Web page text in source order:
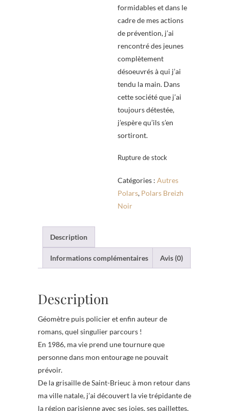
formidables et dans le
cadre de mes actions
de prévention, j’ai
rencontré des jeunes
complètement
désoeuvrés à qui j’ai
tendu la main. Dans
cette société que j’ai
toujours détestée,
j’espère qu’ils s’en
sortiront.
Rupture de stock
Catégories : Autres
Polars, Polars Breizh
Noir
Description
Informations complémentaires Avis (0)
Description
Géomètre puis policier et enfin auteur de
romans, quel singulier parcours !
En 1986, ma vie prend une tournure que
personne dans mon entourage ne pouvait
prévoir.
De la grisaille de Saint-Brieuc à mon retour dans
ma ville natale, j’ai découvert la vie trépidante de
la région parisienne avec ses joies, ses paillettes,